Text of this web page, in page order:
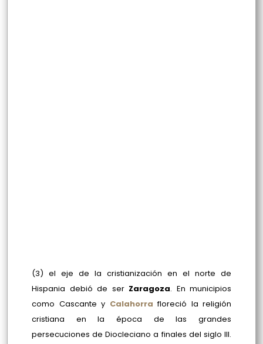
(3) el eje de la cristianización en el norte de
Hispania debió de ser Zaragoza. En municipios
como Cascante y Calahorra floreció la religión
cristiana en la época de las grandes
persecuciones de Diocleciano a finales del siglo III.